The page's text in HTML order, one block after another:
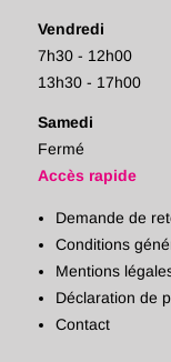
Vendredi
7h30 - 12h00
13h30 - 17h00
Samedi
Fermé
Accès rapide
Demande de
Conditions
Mentions
Déclaration de
Contact